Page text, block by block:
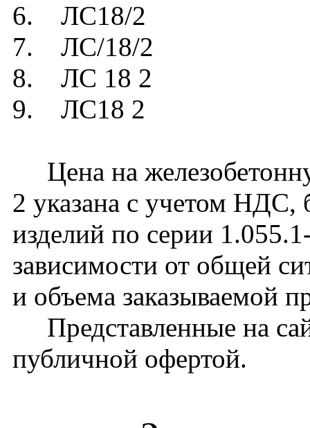
6. ЛС18/2
7. ЛС/18/2
8. ЛС 18 2
9. ЛС18 2
Цена на
2 указана с учетом НДС,
изделий по серии
зависимости от общей
и объема заказываемой
Представленные на
публичной офертой.